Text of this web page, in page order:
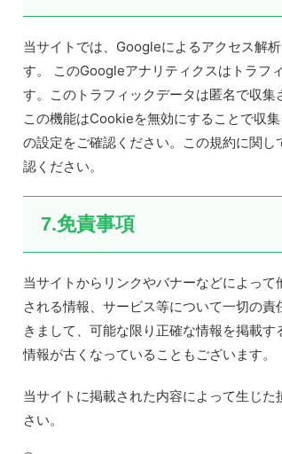
当サイトでは、Googleによるアクセス解
す。 このGoogleアナリティクスはトラフ
す。このトラフィックデータは匿名で収集
この機能はCookieを無効にすることで収
の設定をご確認ください。この規約に関し
認ください。
7.免責事項
当サイトからリンクやバナーなどによっ
される情報、サービス等について一切の
きまして、可能な限り正確な情報を掲載す
情報が古くなっていることもございます。
当サイトに掲載された内容によって生じ
さい。